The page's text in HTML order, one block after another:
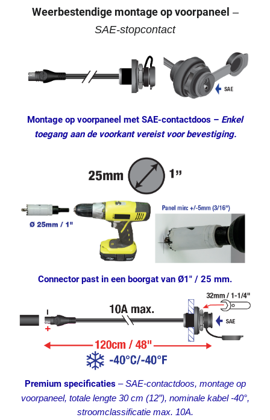
Weerbestendige montage op voorpaneel –
SAE-stopcontact
Montage op voorpaneel met SAE-contactdoos – Enkel
toegang aan de voorkant vereist voor bevestiging.
Connector past in een boorgat van Ø1″ / 25 mm.
Premium specificaties– SAE-contactdoos, montage op
voorpaneel, totale lengte 30 cm (12″), nominale kabel -40°,
stroomclassificatie max. 10A.